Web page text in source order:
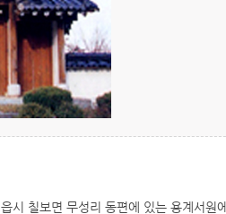
시 칠보면 무성리 동편에 있는 용계서